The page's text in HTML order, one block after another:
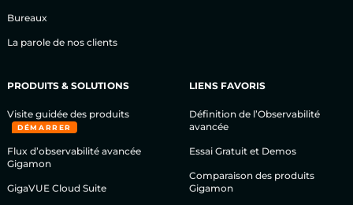
Bureaux
La parole de nos clients
PRODUITS & SOLUTIONS
Visite guidée des produits
DÉMARRER
Flux d’observabilité avancée
Gigamon
GigaVUE Cloud Suite
LIENS FAVORIS
Définition de l’Observabilité
avancée
Essai Gratuit et Demos
Comparaison des produits
Gigamon